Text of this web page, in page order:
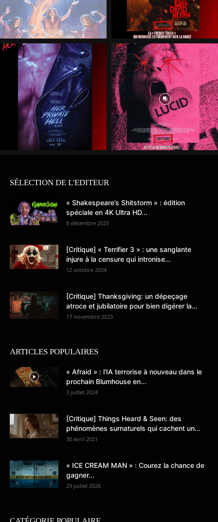
SÉLECTION DE L'EDITEUR
« Shakespeare’s Shitstorm » : édition
spéciale en 4K Ultra HD...
8 décembre 2025
[Critique] « Terrifier 3 » : une sanglante
injure à la censure qui intronise...
12 octobre 2024
[Critique] Thanksgiving: un dépeçage
atroce et jubilatoire pour bien digérer la...
17 novembre 2023
ARTICLES POPULAIRES
« Afraid » : l’IA terrorise à nouveau dans le
prochain Blumhouse en...
3 juillet 2024
[Critique] Things Heard & Seen: des
phénomènes surnaturels qui cachent un...
30 avril 2021
« ICE CREAM MAN » : Courez la chance de
gagner...
29 juillet 2026